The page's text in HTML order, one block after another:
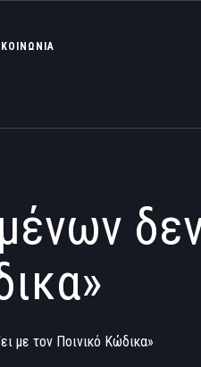
με τον Ποινικό Κώδικα»